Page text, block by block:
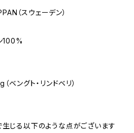
（スウェーデン）
100%
ングト・リンドベリ）
じる以下のような点がございます